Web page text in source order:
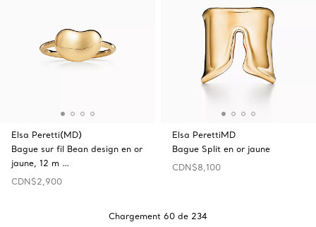
Elsa Peretti(MD)
Bague sur fil Bean design en or
jaune, 12 m …
CDN$2,900
Elsa PerettiMD
Bague Split en or jaune
CDN$8,100
Chargement 60 de 234